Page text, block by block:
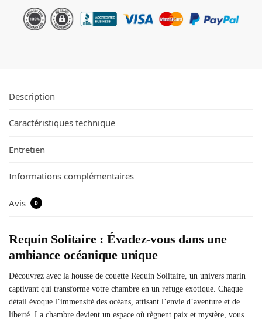
Description
Caractéristiques technique
Entretien
Informations complémentaires
Avis 0
Requin Solitaire : Évadez-vous dans une
ambiance océanique unique
Découvrez avec la housse de couette Requin Solitaire, un univers marin
captivant qui transforme votre chambre en un refuge exotique. Chaque
détail évoque l’immensité des océans, attisant l’envie d’aventure et de
liberté. La chambre devient un espace où règnent paix et mystère, vous